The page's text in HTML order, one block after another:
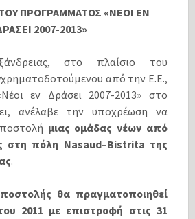
ΠΡΟΓΡΑΜΜΑΤΟΣ «ΝΕΟΙ ΕΝ
2007-2013»
στο πλαίσιο του
από την Ε.Ε.,
εν Δράσει 2007-2013» στο
ανέλαβε την υποχρέωση να
μιας ομάδας νέων από
στη πόλη Nasaud–Bistrita της
.
θα πραγματοποιηθεί
2011 με επιστροφή στις 31